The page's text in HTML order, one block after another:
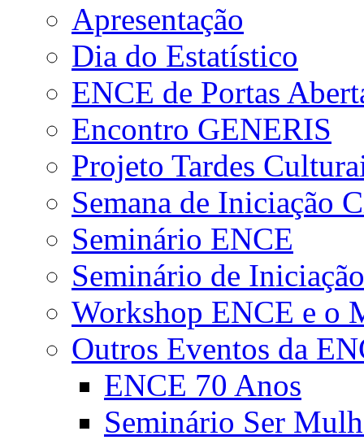
Apresentação
Dia do Estatístico
ENCE de Portas
Encontro GENERIS
Projeto Tardes
Semana de Iniciação
Seminário ENCE
Seminário de
Workshop ENCE e o
Outros Eventos da
ENCE 70 Anos
Seminário Ser